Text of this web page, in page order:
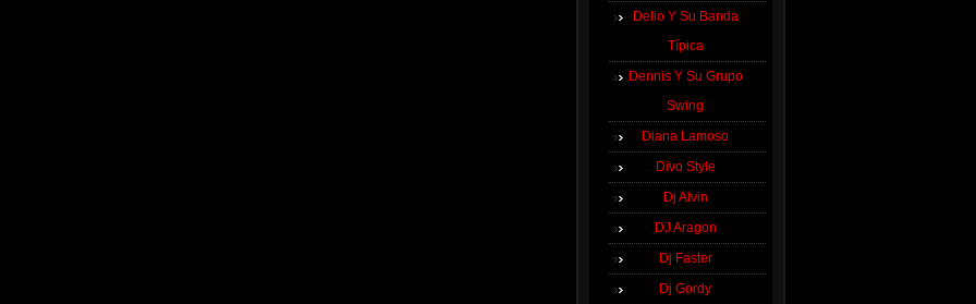
Delio Y Su Banda
Típica
Dennis Y Su Grupo
Swing
Diana Lamoso
Divo Style
Dj Alvin
DJ Aragon
Dj Faster
Dj Gordy